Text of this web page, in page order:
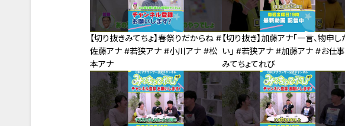
【切り抜きみてちょ】春祭りだからね #
佐藤アナ #若狭アナ #小川アナ #松
本アナ
【切り抜き】加藤アナ「一言、物申し
い」 #若狭アナ #加藤アナ #お仕
みてちょてれび